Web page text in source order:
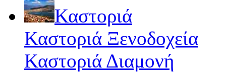
Καστοριά
Καστοριά Ξενοδοχεία
Καστοριά Διαμονή